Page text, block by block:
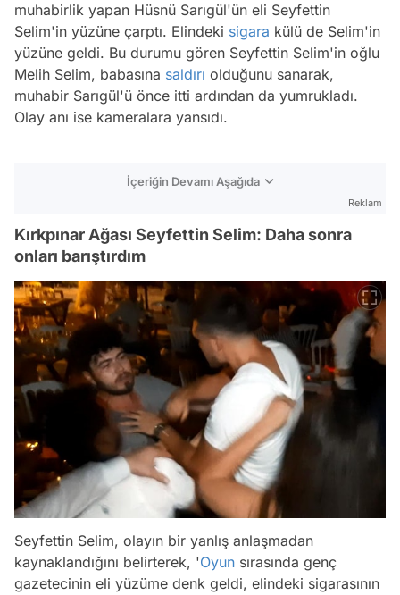
muhabirlik yapan Hüsnü Sarıgül'ün eli Seyfettin
Selim'in yüzüne çarptı. Elindeki sigara külü de Selim'in
yüzüne geldi. Bu durumu gören Seyfettin Selim'in oğlu
Melih Selim, babasına saldırı olduğunu sanarak,
muhabir Sarıgül'ü önce itti ardından da yumrukladı.
Olay anı ise kameralara yansıdı.
İçeriğin Devamı Aşağıda
Reklam
Kırkpınar Ağası Seyfettin Selim: Daha sonra
onları barıştırdım
Seyfettin Selim, olayın bir yanlış anlaşmadan
kaynaklandığını belirterek, 'Oyun sırasında genç
gazetecinin eli yüzüme denk geldi, elindeki sigarasının